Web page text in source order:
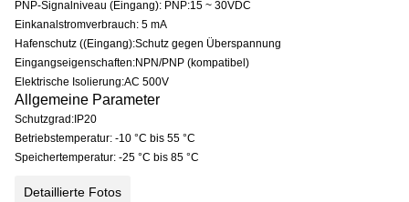
PNP-Signalniveau (Eingang): PNP:15 ~ 30VDC
Einkanalstromverbrauch: 5 mA
Hafenschutz ((Eingang):Schutz gegen Überspannung
Eingangseigenschaften:NPN/PNP (kompatibel)
Elektrische Isolierung:AC 500V
Allgemeine Parameter
Schutzgrad:IP20
Betriebstemperatur: -10 °C bis 55 °C
Speichertemperatur: -25 °C bis 85 °C
Detaillierte Fotos